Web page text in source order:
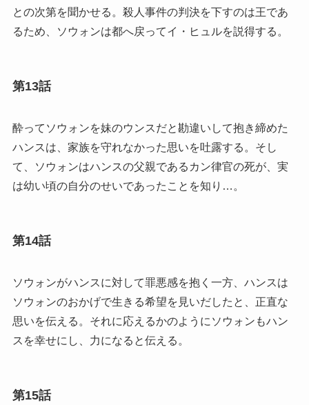
との次第を聞かせる。殺人事件の判決を下すのは王であ
るため、ソウォンは都へ戻ってイ・ヒュルを説得する。
第13話
酔ってソウォンを妹のウンスだと勘違いして抱き締めた
ハンスは、家族を守れなかった思いを吐露する。そし
て、ソウォンはハンスの父親であるカン律官の死が、実
は幼い頃の自分のせいであったことを知り…。
第14話
ソウォンがハンスに対して罪悪感を抱く一方、ハンスは
ソウォンのおかげで生きる希望を見いだしたと、正直な
思いを伝える。それに応えるかのようにソウォンもハン
スを幸せにし、力になると伝える。
第15話